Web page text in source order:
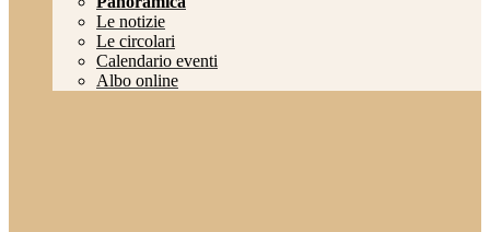
Le notizie
Le circolari
Calendario eventi
Albo online